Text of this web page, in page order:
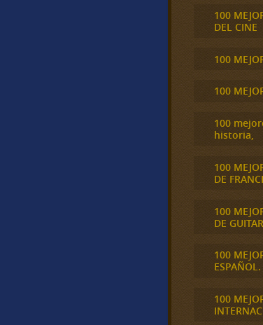
100
DEL CINE
100
100
100
historia,
100
DE
100
DE
100
ESPAÑOL.
100